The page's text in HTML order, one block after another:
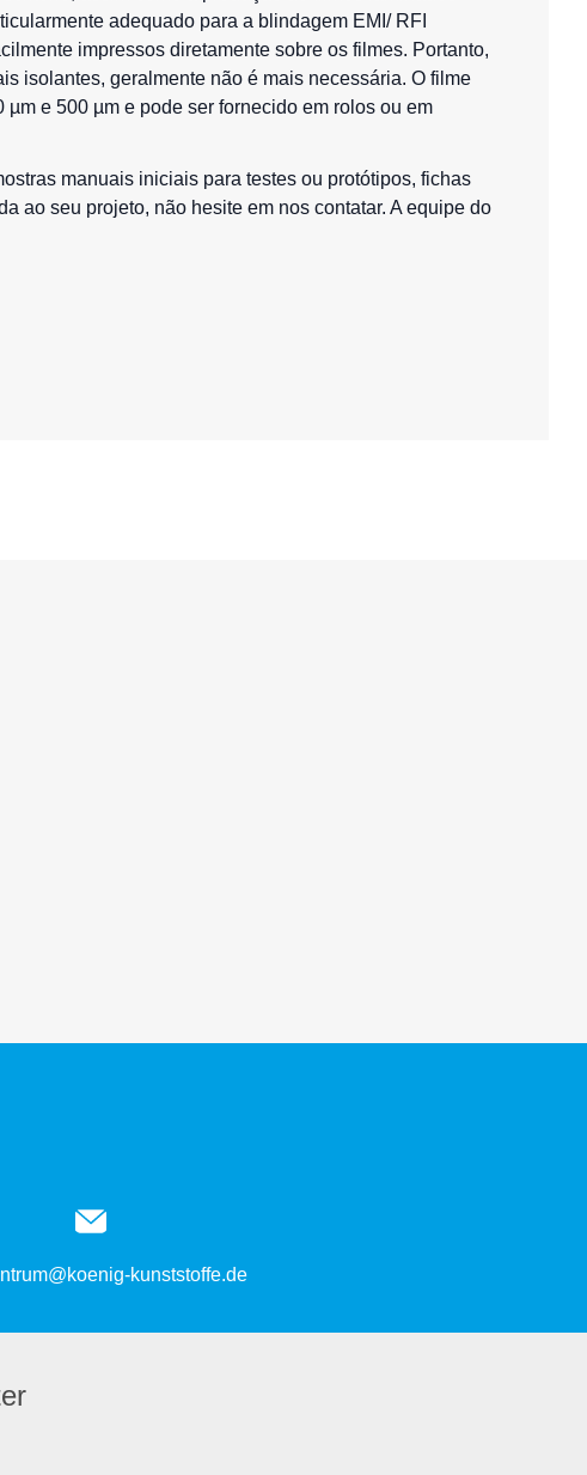
adequado para a blindagem EMI/ RFI
impressos diretamente sobre os filmes. Portanto,
isolantes, geralmente não é mais necessária. O filme
e 500 µm e pode ser fornecido em rolos ou em
manuais iniciais para testes ou protótipos, fichas
ao seu projeto, não hesite em nos contatar. A equipe do
kunststoffe.de